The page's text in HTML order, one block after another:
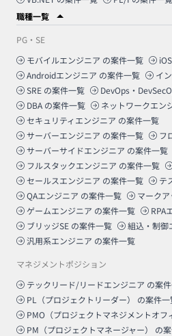
職種一覧
PG・SE
モバイルエンジニア の案件一覧
Androidエンジニア の案件一覧 イ
SRE の案件一覧 DevOps・
DBA の案件一覧 ネットワークエン
セキュリティエンジニア の案件一覧
サーバーエンジニア の案件一覧 フ
サーバーサイドエンジニア の案件一覧
フルスタックエンジニア の案件一覧
セールスエンジニア の案件一覧 テ
QAエンジニア の案件一覧 マーク
ゲームエンジニア の案件一覧 RPA
ブリッジSE の案件一覧 組込・制御
汎用系エンジニア の案件一覧
マネジメントポジション
テックリード/リードエンジニア の案
PL（プロジェクトリーダー）
の案件一
PMO（プロジェクトマネジメントオフ
PM（プロジェクトマネージャー）
の